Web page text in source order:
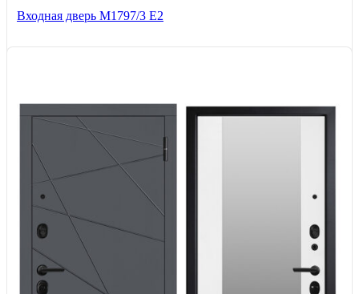
Входная дверь М1797/3 Е2